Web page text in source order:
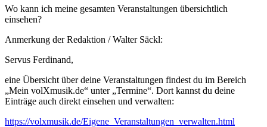
Wo kann ich meine gesamten Veranstaltungen übersichtlich
einsehen?
Anmerkung der Redaktion /Walter Säckl:
Servus Ferdinand,
eine Übersicht über deine Veranstaltungen findest du im Bereich
„Mein volXmusik.de“ unter „Termine“. Dort kannst du deine
Einträge auch direkt einsehen und verwalten:
https://volxmusik.de/Eigene_Veranstaltungen_verwalten.html